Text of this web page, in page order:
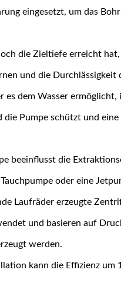
eingesetzt, um das
die Zieltiefe erreicht
und die
dem Wasser
Pumpe schützt und
beeinflusst die
oder eine
Laufräder erzeugte
und basieren auf
werden.
kann die Effizienz um